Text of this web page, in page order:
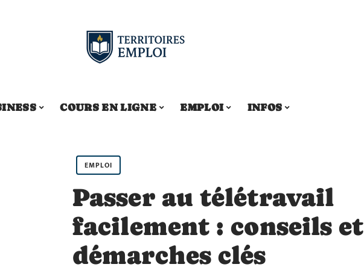
COURS EN LIGNE EMPLOI INFOS
EMPLOI
Passer au télétravail
facilement : conseils et
démarches clés